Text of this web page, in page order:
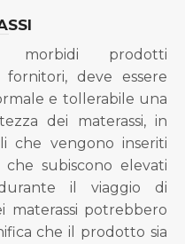
morbidi prodotti
deve essere
e tollerabile una
dei materassi, in
che vengono inseriti
subiscono elevati
il viaggio di
materassi potrebbero
che il prodotto sia